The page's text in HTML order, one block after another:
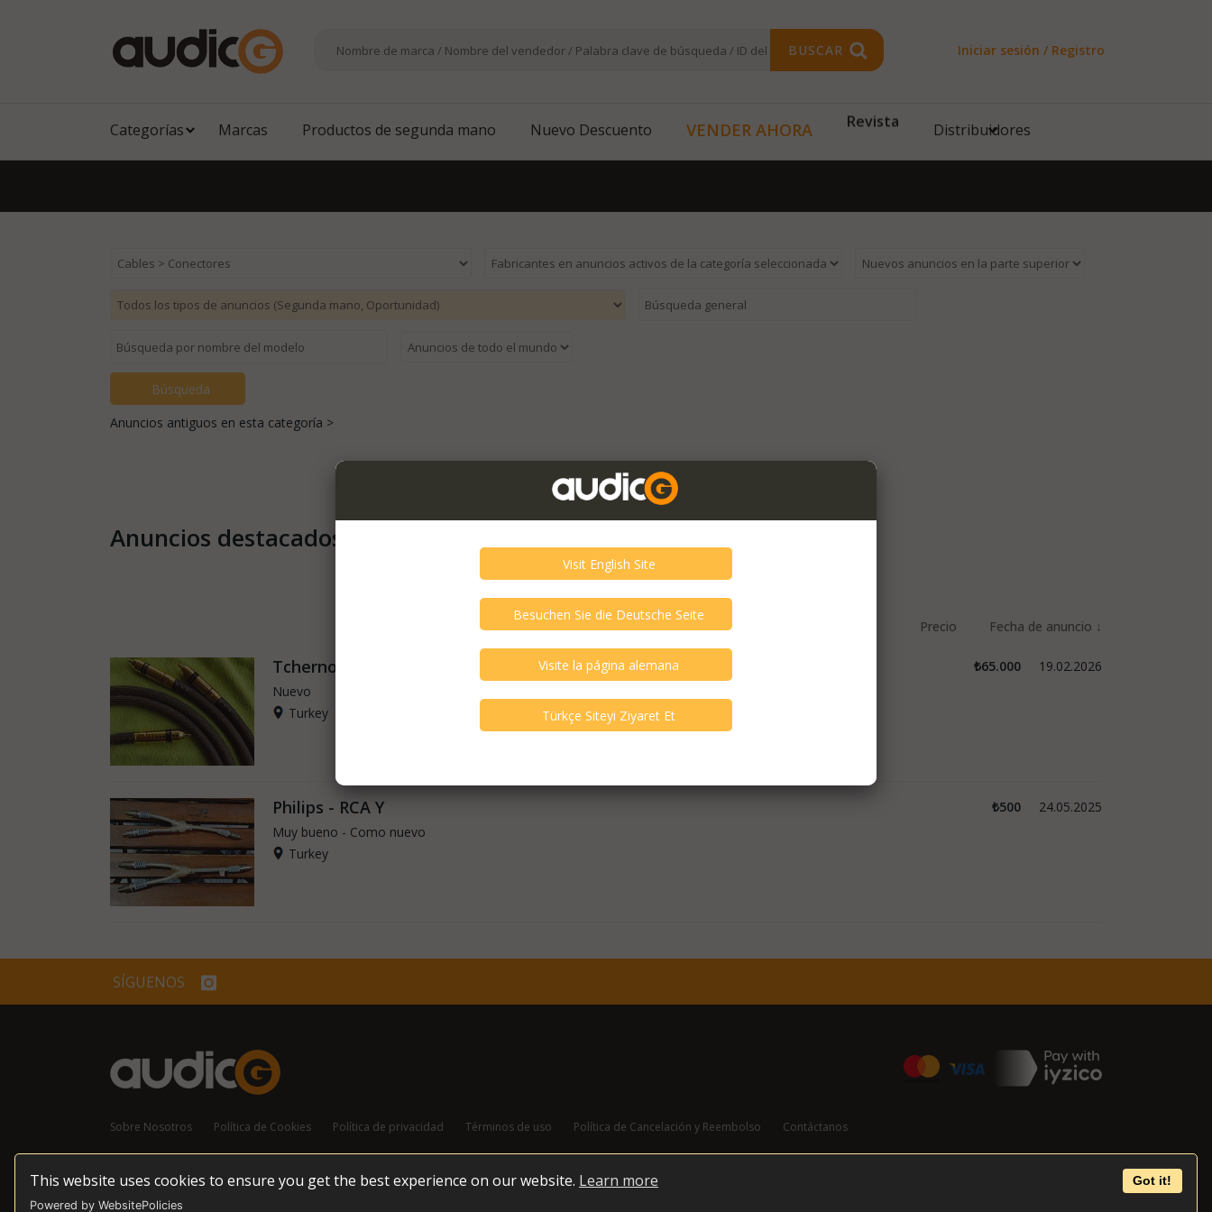
This website uses cookies to ensure you get the best experience on our website. Learn more Got it!
Powered by WebsitePolicies
BUSCAR Iniciar sesión / Registro
Categorías Marcas Productos de segunda mano Nuevo Descuento VENDER AHORA Revista Distribuidores
Anuncios antiguos en esta categoría >
Anuncios destacados
Tchernov - TCHERNOV REFERANS İC RCA 1.65 CM UZUNLUĞUNDA
Nuevo
Turkey
19.02.2026
₺65.000
Philips - RCA Y
Muy bueno - Como nuevo
Turkey
24.05.2025
₺500
SÍGUENOS
Sobre Nosotros Política de Cookies Política de privacidad Términos de uso Política de Cancelación y Reembolso Contáctanos
© 2026 audioG - Todos los derechos reservados